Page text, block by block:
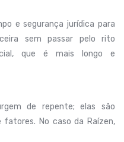
e segurança jurídica para
sem passar pelo rito
que é mais longo e
de repente; elas são
No caso da Raízen,